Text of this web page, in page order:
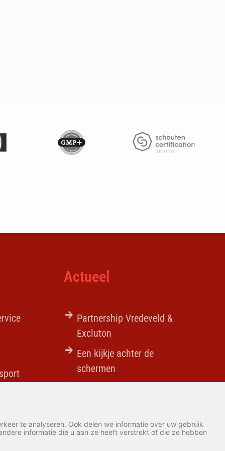
Actueel
Partnership Vredeveld &
Excluton
Een kijkje achter de
schermen
Nieuwe steenoplegger
te analyseren. Ook delen we informatie over uw gebruik
informatie die u aan ze heeft verstrekt of die ze hebben